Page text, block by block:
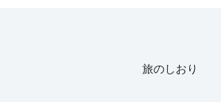
旅のしおり